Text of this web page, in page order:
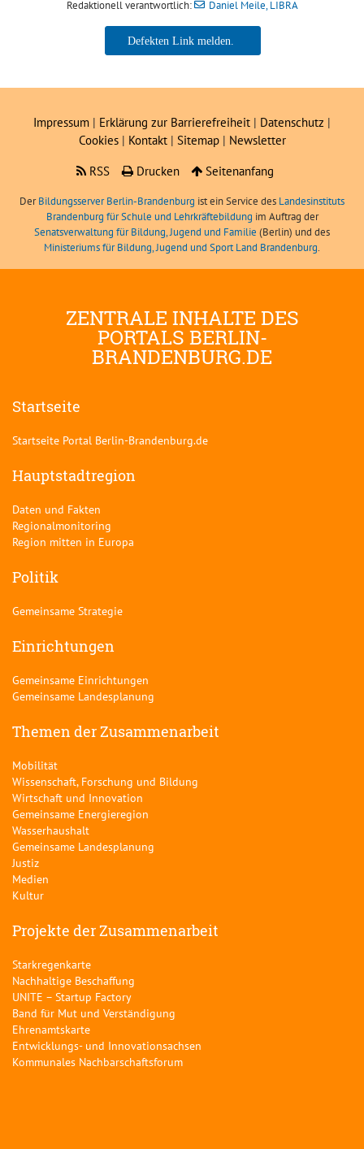
Redaktionell verantwortlich: Daniel Meile, LIBRA
Daniel Meile, LIBRA
Impressum | Erklärung zur Barrierefreiheit | Datenschutz |
Cookies| Kontakt | Sitemap| Newsletter
RSS
Drucken Seitenanfang
DerBildungsserver Berlin-Brandenburg ist ein Service des Landesinstituts
Brandenburg für Schule und Lehrkräftebildung im Auftrag der
Senatsverwaltung für Bildung, Jugend und Familie (Berlin) und des
Ministeriums für Bildung, Jugend und Sport Land Brandenburg.
ZENTRALE INHALTE DES
PORTALS BERLIN-
BRANDENBURG.DE
Startseite
Startseite Portal Berlin-Brandenburg.de
Hauptstadtregion
Daten und Fakten
Regionalmonitoring
Region mitten in Europa
Politik
Gemeinsame Strategie
Einrichtungen
Gemeinsame Einrichtungen
Gemeinsame Landesplanung
Themen der Zusammenarbeit
Mobilität
Wissenschaft, Forschung und Bildung
Wirtschaft und Innovation
Gemeinsame Energieregion
Wasserhaushalt
Gemeinsame Landesplanung
Justiz
Medien
Kultur
Projekte der Zusammenarbeit
Starkregenkarte
Nachhaltige Beschaffung
UNITE – Startup Factory
Band für Mut und Verständigung
Ehrenamtskarte
Entwicklungs- und Innovationsachsen
Kommunales Nachbarschaftsforum